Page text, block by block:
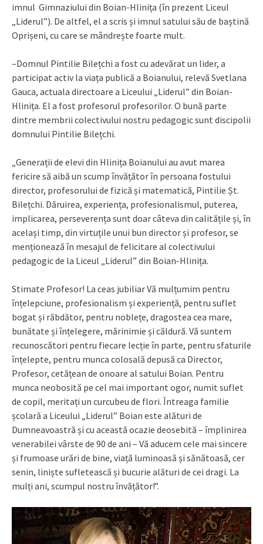
imnul Gimnaziului din Boian-Hlinița (în prezent Liceul
„Liderul”). De altfel, el a scris și imnul satului său de baștină
Oprișeni, cu care se mândrește foarte mult.
–Domnul Pintilie Bilețchi a fost cu adevărat un lider, a
participat activ la viața publică a Boianului, relevă Svetlana
Gauca, actuala directoare a Liceului „Liderul” din Boian-
Hlinița. El a fost profesorul profesorilor. O bună parte
dintre membrii colectivului nostru pedagogic sunt discipolii
domnului Pintilie Bilețchi.
„Generații de elevi din Hlinița Boianului au avut marea
fericire să aibă un scump învățător în persoana fostului
director, profesorului de fizică și matematică, Pintilie Șt.
Bilețchi. Dăruirea, experiența, profesionalismul, puterea,
implicarea, perseverența sunt doar câteva din calitățile și, în
același timp, din virtuțile unui bun director și profesor, se
menționează în mesajul de felicitare al colectivului
pedagogic de la Liceul „Liderul” din Boian-Hlinița.
Stimate Profesor! La ceas jubiliar Vă mulțumim pentru
înțelepciune, profesionalism și experiență, pentru suflet
bogat și răbdător, pentru noblețe, dragostea cea mare,
bunătate și înțelegere, mărinimie și căldură. Vă suntem
recunoscători pentru fiecare lecție în parte, pentru sfaturile
înțelepte, pentru munca colosală depusă ca Director,
Profesor, cetățean de onoare al satului Boian. Pentru
munca neobosită pe cel mai important ogor, numit suflet
de copil, meritați un curcubeu de flori. Întreaga familie
școlară a Liceului „Liderul” Boian este alături de
Dumneavoastră și cu această ocazie deosebită – împlinirea
venerabilei vârste de 90 de ani – Vă aducem cele mai sincere
și frumoase urări de bine, viață luminoasă și sănătoasă, cer
senin, liniște sufletească și bucurie alături de cei dragi. La
mulți ani, scumpul nostru învățător!”.